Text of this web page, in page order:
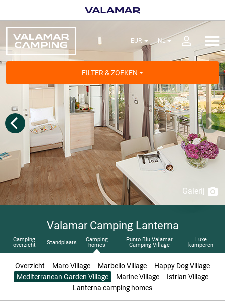
FILTER & ZOEKEN
Galerij
Valamar Camping Lanterna
Camping
overzicht
Standplaats
Camping
homes
Punto Blu Valamar
Camping Village
Luxe
kamperen
Overzicht Maro Village Marbello Village
Happy Dog Village
Mediterranean Garden Village
Marine Village
Istrian Village
Lanterna camping homes